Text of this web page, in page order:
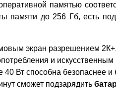
памятью
памяти до 256 Гб, есть
экран разрешением
и искусственным
40 Вт способна безопаснее и
сможет подзарядить